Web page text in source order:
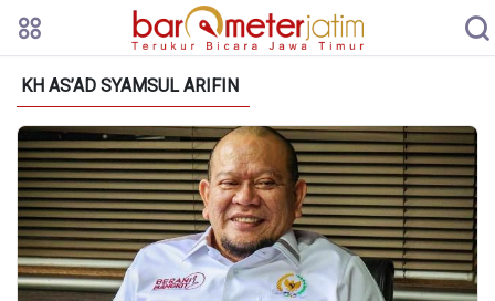
KH AS’AD SYAMSUL ARIFIN